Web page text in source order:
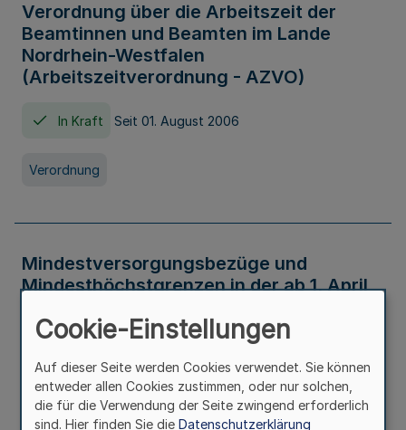
Verordnung über die Arbeitszeit der
Beamtinnen und Beamten im Lande
Nordrhein-Westfalen
(Arbeitszeitverordnung - AZVO)
In Kraft Seit 01. August 2006
Verordnung
Mindestversorgungsbezüge und
Mindesthöchstgrenzen in der ab 1. April
Verwaltungsvorschrift
Cookie-Einstellungen
Auf dieser Seite werden Cookies verwendet. Sie können
entweder allen Cookies zustimmen, oder nur solchen,
die für die Verwendung der Seite zwingend erforderlich
sind. Hier finden Sie die Datenschutzerklärung